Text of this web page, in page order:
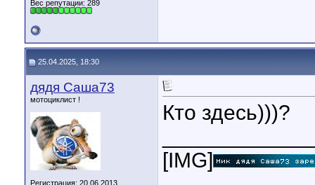
Вес репутации: 289
25.04.2025, 18:30
дядя Саша73
мотоциклист !
Регистрация: 20.06.2013
Кто здесь)))?
[IMG]